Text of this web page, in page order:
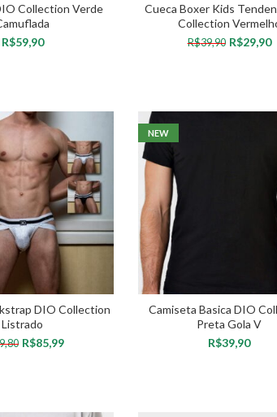
Collection Verde
R$
Cueca Boxer Kids
Collection
R$39,90 R$29,90
DIO Collection
Listrado
R$85,99
NEW
Camiseta Basica DIO
Preta Gola V
R$
para membros VIP.
. Garantimos que suas informações
spam.
ACESSO VIP
by MandrakeCRM